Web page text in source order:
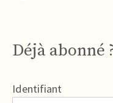
Déjà abonné
Identifiant